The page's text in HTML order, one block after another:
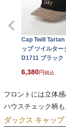
Cap Twill Tartan
ップ ツイルター
D1711 ブラック
6,380 税込
フロントには立体
ハウスチェック柄
ダックス キャップ